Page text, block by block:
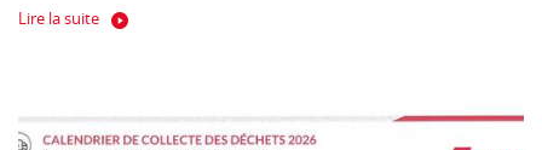
Lire la suite